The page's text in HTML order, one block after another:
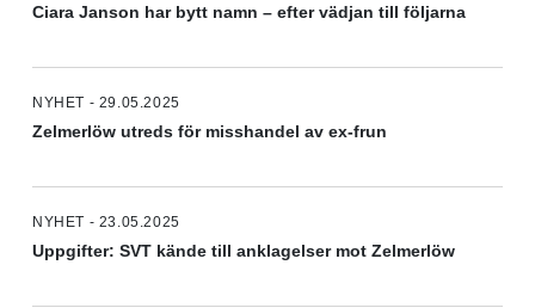
Ciara Janson har bytt namn – efter vädjan till följarna
NYHET - 29.05.2025
Zelmerlöw utreds för misshandel av ex-frun
NYHET - 23.05.2025
Uppgifter: SVT kände till anklagelser mot Zelmerlöw